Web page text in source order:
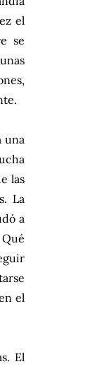
el
se
una
las
La
a
el
El